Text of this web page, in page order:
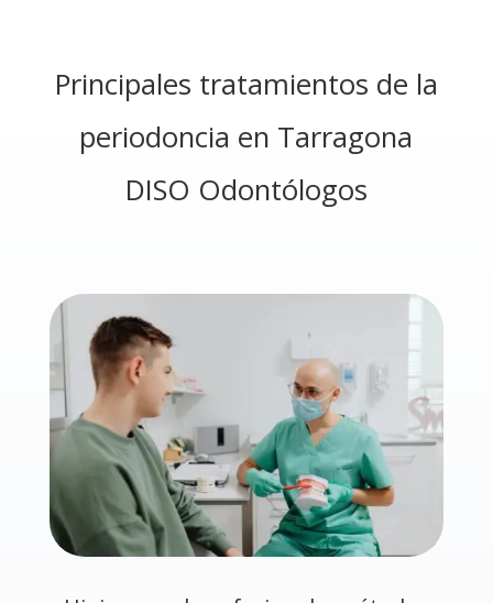
Principales tratamientos de la
periodoncia en Tarragona
DISO Odontólogos